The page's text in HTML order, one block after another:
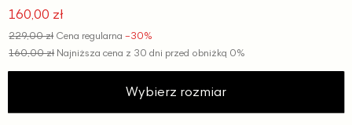
Cena
promocyjna
160,00 zł
229,00 zł Cena regularna −30%
160,00 złNajniższa cena z 30 dni przed obniżką 0%
Wybierz rozmiar